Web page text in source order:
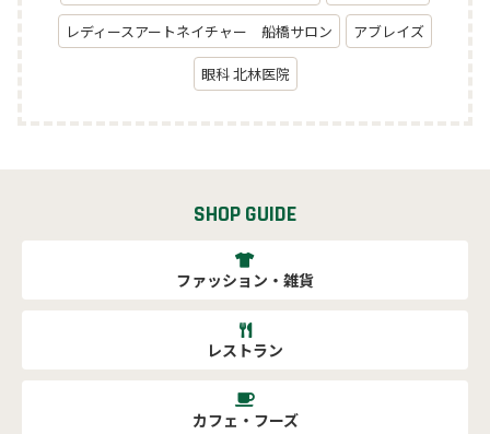
レディースアートネイチャー 船橋サロン アブレイズ
眼科 北林医院
SHOP GUIDE
ファッション・雑貨
レストラン
カフェ・フーズ